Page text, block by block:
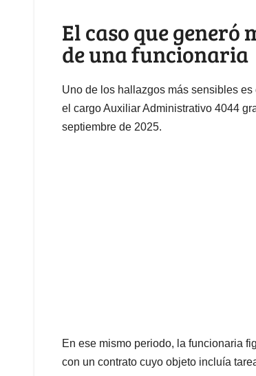
El caso que
de una funcionaria
Uno de los hallazgos más sensibles
el cargo Auxiliar Administrativo 4044
septiembre de 2025.
En ese mismo periodo, la funcionaria
con un contrato cuyo objeto incluía